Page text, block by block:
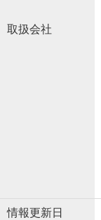
取扱会社
情報更新日